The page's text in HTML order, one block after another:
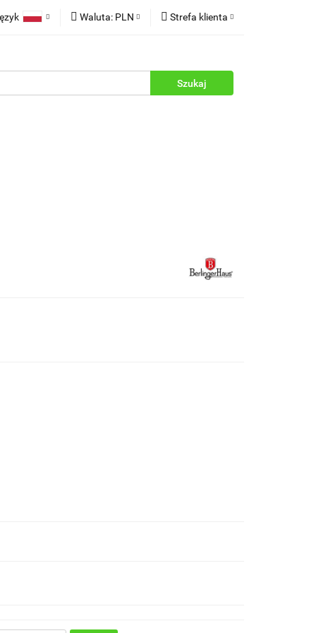
Waluta: PLN Strefa klienta
Zarejestruj się
Dodaj zgłoszenie